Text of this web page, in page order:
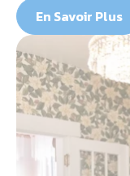
En Savoir Plus